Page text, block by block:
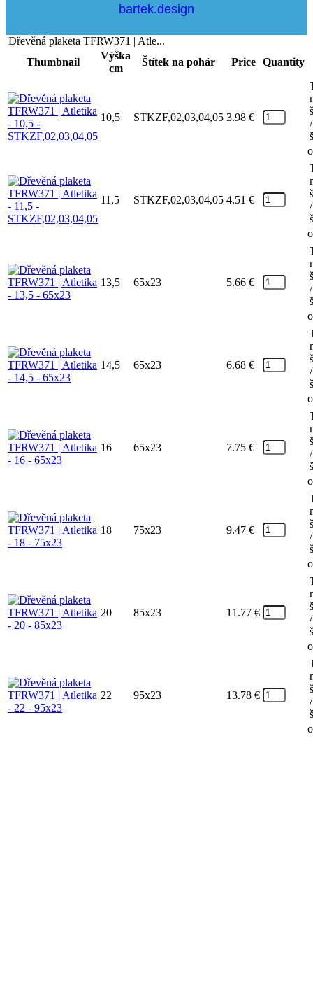
bartek.design
Dřevěná plaketa TFRW371 | Atle...
Thumbnail
Výška
cm
Štítek na pohár Price Quantity
10,5 STKZF,02,03,04,05 3.98 €
/
11,5 STKZF,02,03,04,05 4.51 €
/
13,5 65x23 5.66 €
/
14,5 65x23 6.68 €
/
16 65x23 7.75 €
/
18 75x23 9.47 €
/
20 85x23 11.77 €
/
22 95x23 13.78 €
/